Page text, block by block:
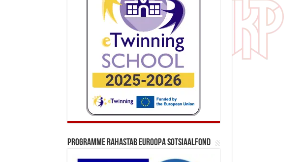
Programme rahastab Euroopa Sotsiaalfond